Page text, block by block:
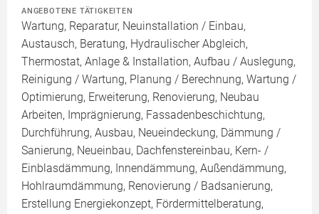
ANGEBOTENE TÄTIGKEITEN
Wartung, Reparatur, Neuinstallation / Einbau,
Austausch, Beratung, Hydraulischer Abgleich,
Thermostat, Anlage & Installation, Aufbau / Auslegung,
Reinigung / Wartung, Planung / Berechnung, Wartung /
Optimierung, Erweiterung, Renovierung, Neubau
Arbeiten, Imprägnierung, Fassadenbeschichtung,
Durchführung, Ausbau, Neueindeckung, Dämmung /
Sanierung, Neueinbau, Dachfenstereinbau, Kern- /
Einblasdämmung, Innendämmung, Außendämmung,
Hohlraumdämmung, Renovierung / Badsanierung,
Erstellung Energiekonzept, Fördermittelberatung,